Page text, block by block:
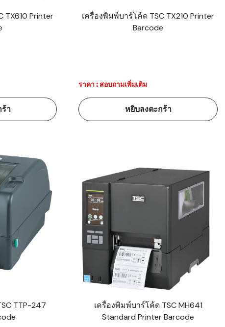
TX610 Printer
า
เครื่องพิมพ์บาร์โค้ด TSC TX210 Printer
Barcode
ราคา : สอบถามเพิ่มเติม
หยิบลงตะกร้า
TTP-247
เครื่องพิมพ์บาร์โค้ด TSC MH641
Standard Printer Barcode